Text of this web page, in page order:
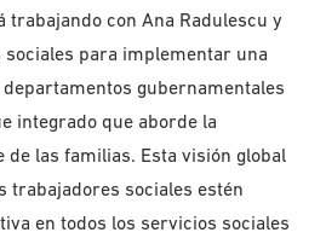
trabajando con Ana Radulescu y
para implementar una
gubernamentales
integrado que aborde la
las familias. Esta visión global
trabajadores sociales estén
en todos los servicios sociales